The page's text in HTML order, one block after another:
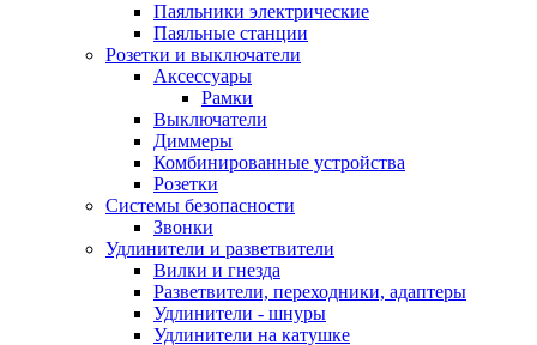
Паяльники электрические
Паяльные станции
Розетки и выключатели
Аксессуары
Рамки
Выключатели
Диммеры
Комбинированные устройства
Розетки
Системы безопасности
Звонки
Удлинители и разветвители
Вилки и гнезда
Разветвители, переходники, адаптеры
Удлинители - шнуры
Удлинители на катушке